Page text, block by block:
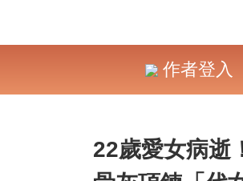
作者登入
22歲愛女病逝